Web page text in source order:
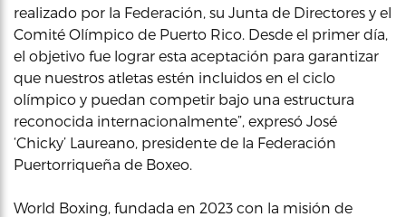
realizado por la Federación, su Junta de Directores y el
Comité Olímpico de Puerto Rico. Desde el primer día,
el objetivo fue lograr esta aceptación para garantizar
que nuestros atletas estén incluidos en el ciclo
olímpico y puedan competir bajo una estructura
reconocida internacionalmente”, expresó José
‘Chicky’ Laureano, presidente de la Federación
Puertorriqueña de Boxeo.
World Boxing, fundada en 2023 con la misión de